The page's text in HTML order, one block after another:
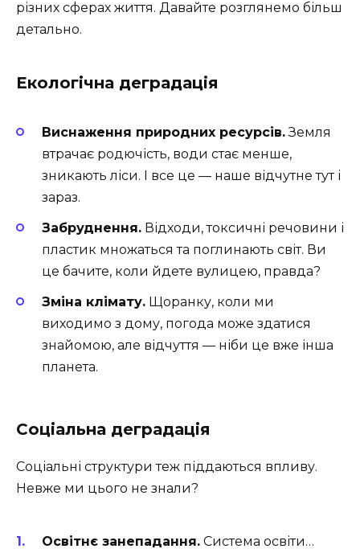
різних сферах життя. Давайте розглянемо більш
детально.
Екологічна деградація
Виснаження природних ресурсів.Земля
втрачає родючість, води стає менше,
зникають ліси. І все це — наше відчутне тут і
зараз.
Забруднення. Відходи, токсичні речовини і
пластик множаться та поглинають світ. Ви
це бачите, коли йдете вулицею, правда?
Зміна клімату. Щоранку, коли ми
виходимо з дому, погода може здатися
знайомою, але відчуття — ніби це вже інша
планета.
Соціальна деградація
Соціальні структури теж піддаються впливу.
Невже ми цього не знали?
Освітнє занепадання. Система освіти…